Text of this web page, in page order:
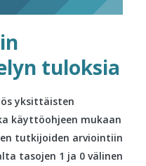
tuloksia
yksittäisten
käyttöohjeen mukaan
tutkijoiden arviointiin
tasojen 1 ja 0 välinen